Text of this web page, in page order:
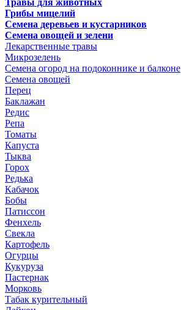
Травы для животных
Грибы мицелий
Семена деревьев и кустарников
Семена овощей и зелени
Лекарственные травы
Микрозелень
Семена огород на подоконнике и балконе
Семена овощей
Перец
Баклажан
Редис
Репа
Томаты
Капуста
Тыква
Горох
Редька
Кабачок
Бобы
Патиссон
Фенхель
Свекла
Картофель
Огурцы
Кукуруза
Пастернак
Морковь
Табак курительный